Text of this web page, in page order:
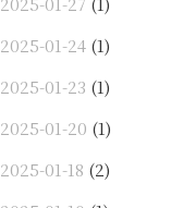
2025-01-24 (1)
2025-01-23 (1)
2025-01-20 (1)
2025-01-18 (2)